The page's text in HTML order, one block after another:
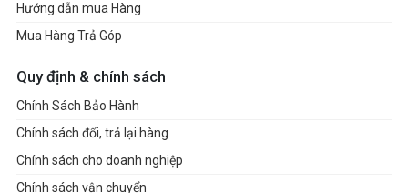
Hướng dẫn mua Hàng
Mua Hàng Trả Góp
Quy định & chính sách
Chính Sách Bảo Hành
Chính sách đổi, trả lại hàng
Chính sách cho doanh nghiệp
Chính sách vận chuyển